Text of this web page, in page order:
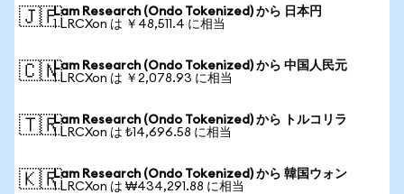
🇯🇵Lam Research (Ondo Tokenized) から 日本円
1 LRCXon は ￥48,511.4 に相当
🇨🇳Lam Research (Ondo Tokenized) から 中国人民元
1 LRCXon は ￥2,078.93 に相当
🇹🇷Lam Research (Ondo Tokenized) から トルコリラ
1 LRCXon は ₺14,696.58 に相当
🇰🇷Lam Research (Ondo Tokenized) から 韓国ウォン
1 LRCXon は ₩434,291.88 に相当